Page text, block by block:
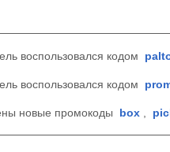
воспользовался кодом
воспользовался кодом
новые промокоды box